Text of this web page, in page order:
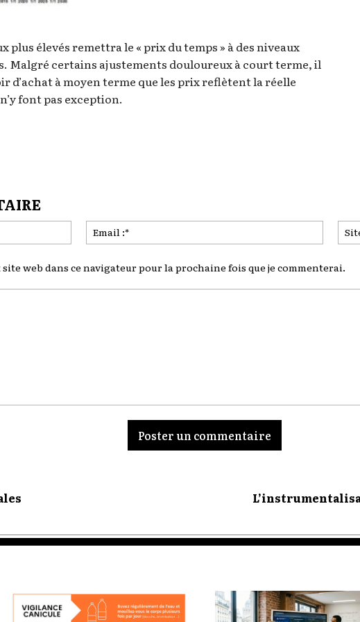
plus élevés remettra le « prix du temps » à des niveaux
Malgré certains ajustements douloureux à court terme, il
d’achat à moyen terme que les prix reflètent la réelle
font pas exception.
:*
Email
:*
web dans ce navigateur pour la prochaine fois que je commenterai.